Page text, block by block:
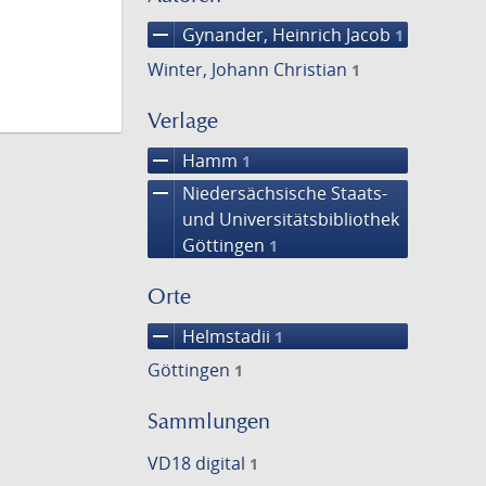
remove Gynander, Heinrich Jacob 1
Winter, Johann Christian 1
Verlage
remove Hamm 1
remove
Niedersächsische Staats-
und Universitätsbibliothek
Göttingen 1
Orte
remove Helmstadii 1
Göttingen 1
Sammlungen
VD18 digital 1